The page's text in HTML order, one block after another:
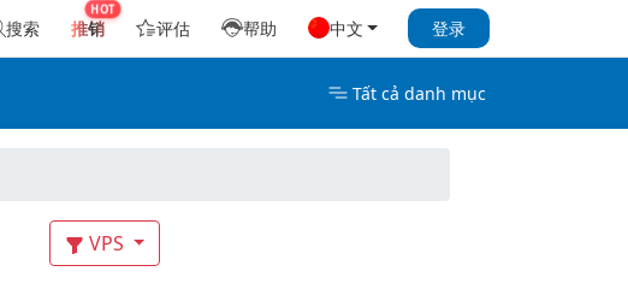
搜索 推销 评估 帮助 中文 登录
Tất cả danh mục
VPS